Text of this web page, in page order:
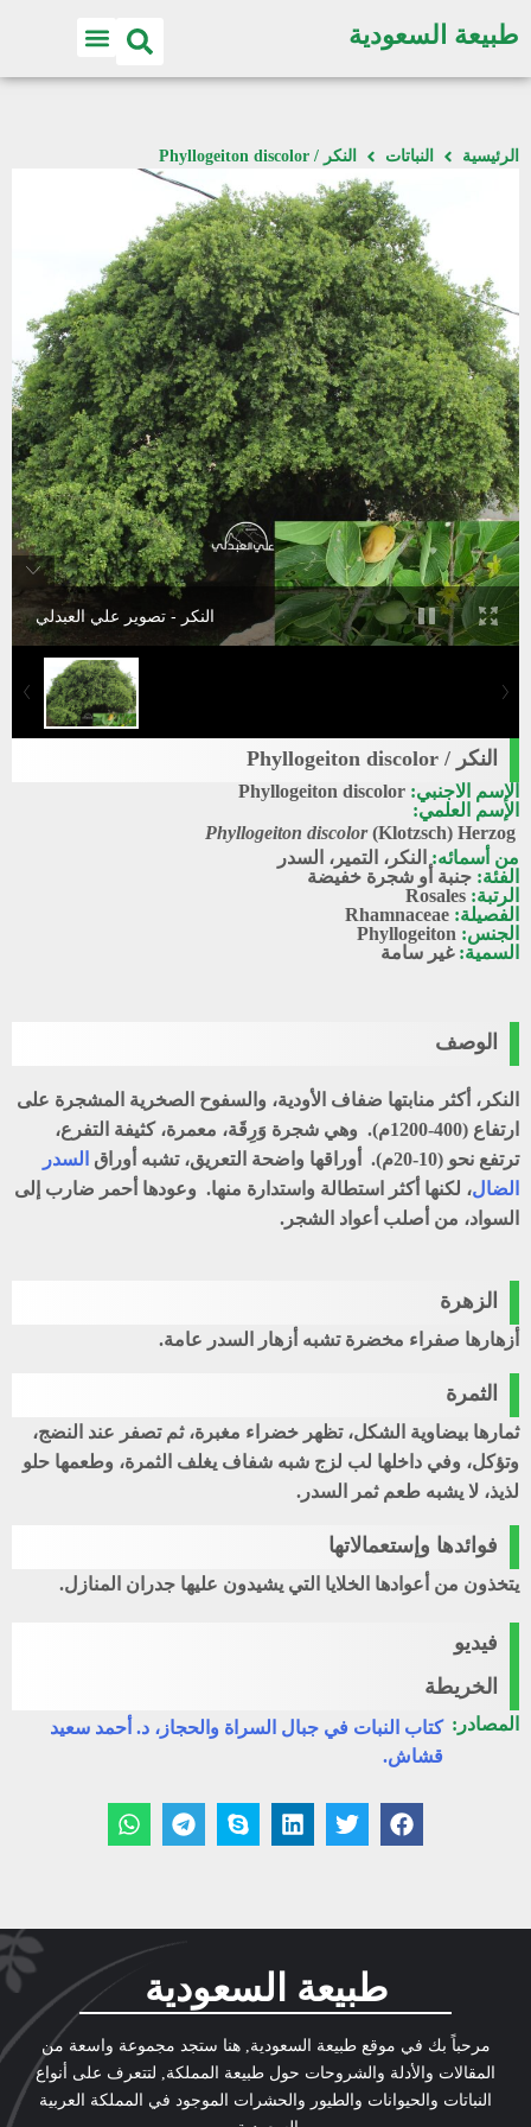
طبيعة السعودية
الرئيسية النباتات النكر / Phyllogeiton discolor
النكر - تصوير علي العبدلي
النكر / Phyllogeiton discolor
الإسم الاجنبي: Phyllogeiton discolor
الإسم العلمي:
Phyllogeiton discolor(Klotzsch) Herzog
من أسمائه: النكر، التمير، السدر
الفئة: جنبة أو شجرة خفيضة
الرتبة: Rosales
الفصيلة: Rhamnaceae
الجنس: Phyllogeiton
السمية:غير سامة
الوصف
النكر، أكثر منابتها ضفاف الأودية، والسفوح الصخرية المشجرة على
ارتفاع (400-1200م). وهي شجرة وَرِقَة، معمرة، كثيفة التفرع،
ترتفع نحو (10-20م). أوراقها واضحة التعريق، تشبه أوراق
السدر
الضال، لكنها أكثر استطالة واستدارة منها. وعودها أحمر ضارب إلى
السواد، من أصلب أعواد الشجر.
الزهرة
أزهارها صفراء مخضرة تشبه أزهار السدر عامة.
الثمرة
ثمارها بيضاوية الشكل، تظهر خضراء مغبرة، ثم تصفر عند النضج،
وتؤكل، وفي داخلها لب لزج شبه شفاف يغلف الثمرة، وطعمها حلو
لذيذ، لا يشبه طعم ثمر السدر.
فوائدها وإستعمالاتها
يتخذون من أعوادها الخلايا التي يشيدون عليها جدران المنازل.
فيديو
الخريطة
المصادر: كتاب النبات في جبال السراة والحجاز، د. أحمد سعيد
قشاش.
طبيعة السعودية
مرحباً بك في موقع طبيعة السعودية, هنا ستجد مجموعة واسعة من
المقالات والأدلة والشروحات حول طبيعة المملكة, لتتعرف على أنواع
النباتات والحيوانات والطيور والحشرات الموجود في المملكة العربية